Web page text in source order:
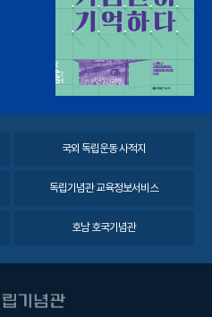
국외 독립운동 사적지
독립기념관 교육정보서비스
호남 호국기념관